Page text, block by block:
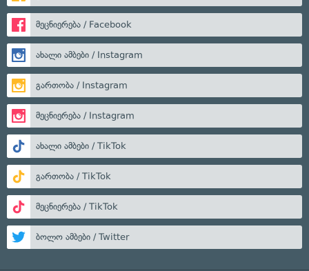
მეცნიერება / Facebook
ახალი ამბები / Instagram
გართობა / Instagram
მეცნიერება / Instagram
ახალი ამბები / TikTok
გართობა / TikTok
მეცნიერება / TikTok
ბოლო ამბები / Twitter